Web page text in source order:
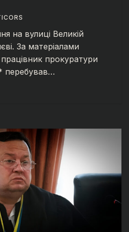
на вулиці Великій
За матеріалами
прокуратури
перебував…